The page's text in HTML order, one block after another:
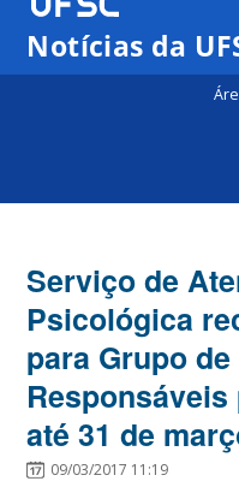
Notícias da
Serviço de
Psicológica
para Grupo
até 31 de
09/03/2017 11:19